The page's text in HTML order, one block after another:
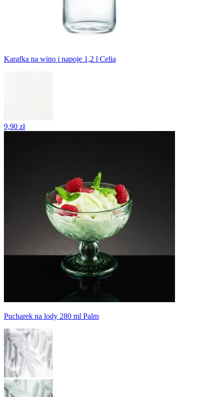
Karafka na wino i napoje 1,2 l Celia
9,90 zł
Pucharek na lody 280 ml Palm